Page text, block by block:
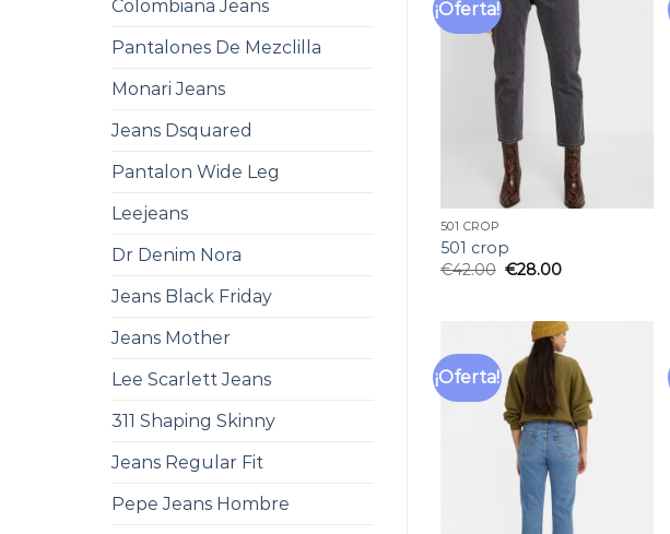
Colombiana Jeans
Pantalones De Mezclilla
Monari Jeans
Jeans Dsquared
Pantalon Wide Leg
Leejeans
Dr Denim Nora
Jeans Black Friday
Jeans Mother
Lee Scarlett Jeans
311 Shaping Skinny
Jeans Regular Fit
Pepe Jeans Hombre
¡Oferta!
501 CROP
501 crop
€42.00 €28.00
¡Oferta!